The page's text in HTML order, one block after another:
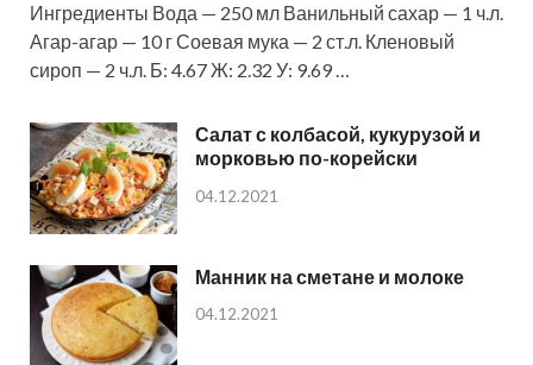
Ингредиенты Вода — 250 мл Ванильный сахар — 1 ч.л.
Агар-агар — 10 г Соевая мука — 2 ст.л. Кленовый
сироп — 2 ч.л. Б: 4.67 Ж: 2.32 У: 9.69 …
Салат с колбасой, кукурузой и
морковью по-корейски
04.12.2021
Манник на сметане и молоке
04.12.2021